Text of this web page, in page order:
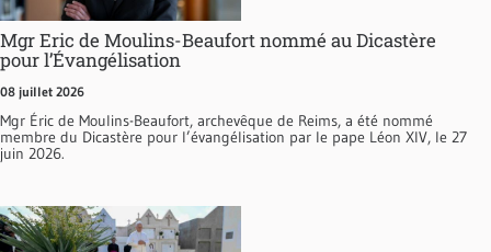
Mgr Eric de Moulins-Beaufort nommé au Dicastère
pour l’Évangélisation
08 juillet 2026
Mgr Éric de Moulins-Beaufort, archevêque de Reims, a été nommé
membre du Dicastère pour l’évangélisation par le pape Léon XIV, le 27
juin 2026.